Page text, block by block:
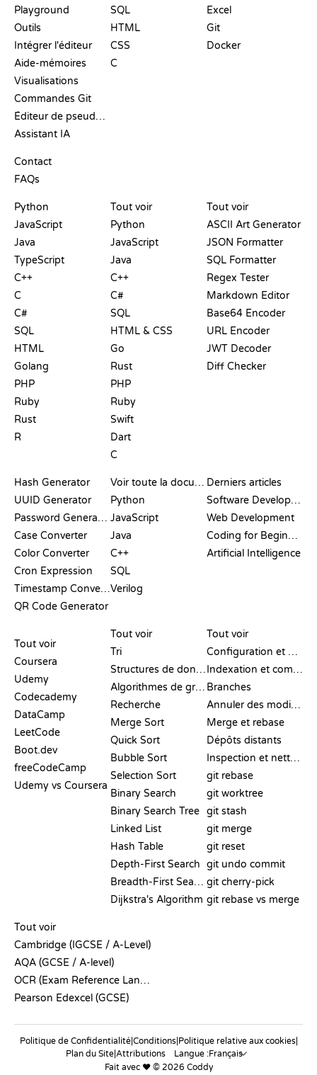
Playground
Outils
Intégrer l'éditeur
Aide-mémoires
Visualisations
Commandes Git
Éditeur de pseudo-code
Assistant IA
Contact
FAQs
SQL
HTML
CSS
C
Excel
Git
Docker
Python
JavaScript
Java
TypeScript
C++
C
C#
SQL
HTML
Golang
PHP
Ruby
Rust
R
Tout voir
Python
JavaScript
Java
C++
C#
SQL
HTML & CSS
Go
Rust
PHP
Ruby
Swift
Dart
C
Tout voir
ASCII Art Generator
JSON Formatter
SQL Formatter
Regex Tester
Markdown Editor
Base64 Encoder
URL Encoder
JWT Decoder
Diff Checker
Hash Generator
UUID Generator
Password Generator
Case Converter
Color Converter
Cron Expression
Timestamp Converter
QR Code Generator
Voir toute la documentation
Python
JavaScript
Java
C++
SQL
Verilog
Derniers articles
Software Development
Web Development
Coding for Beginners
Artificial Intelligence
Tout voir
Coursera
Udemy
Codecademy
DataCamp
LeetCode
Boot.dev
freeCodeCamp
Udemy vs Coursera
Tout voir
Tri
Structures de données
Algorithmes de graphes
Recherche
Merge Sort
Quick Sort
Bubble Sort
Selection Sort
Binary Search
Binary Search Tree
Linked List
Hash Table
Depth-First Search
Breadth-First Search
Dijkstra's Algorithm
Tout voir
Configuration et mise en place
Indexation et commit
Branches
Annuler des modifications
Merge et rebase
Dépôts distants
Inspection et nettoyage
git rebase
git worktree
git stash
git merge
git reset
git undo commit
git cherry-pick
git rebase vs merge
Tout voir
Cambridge (IGCSE / A-Level)
AQA (GCSE / A-level)
OCR (Exam Reference Language)
Pearson Edexcel (GCSE)
Politique de Confidentialité|Conditions|Politique relative aux cookies|
Plan du Site|Attributions
Langue :
Fait avec ❤️ © 2026 Coddy